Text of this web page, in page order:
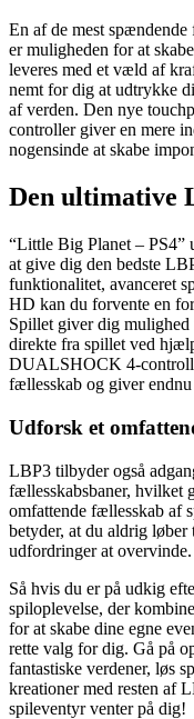
En af de mest
er muligheden for at
leveres med et væld af
nemt for dig at udtrykke
af verden. Den nye
controller giver en mere
nogensinde at skabe
Den ultimative
“Little Big Planet – PS4”
at give dig den bedste
funktionalitet, avanceret
HD kan du forvente en
Spillet giver dig
direkte fra spillet ved
DUALSHOCK 4-
fællesskab og giver
Udforsk et
LBP3 tilbyder også
fællesskabsbaner, hvilket
omfattende fællesskab af
betyder, at du aldrig
udfordringer at overvinde.
Så hvis du er på udkig
spiloplevelse, der
for at skabe dine egne
rette valg for dig. Gå på
fantastiske verdener, løs
kreationer med resten af
spileventyr venter på dig!